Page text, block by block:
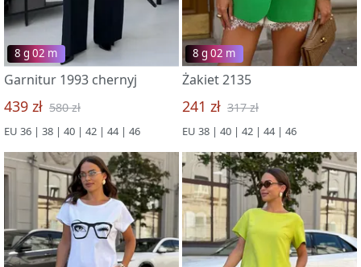
8 g 02 m
Garnitur 1993 chernyj
439 zł 580 zł
EU 36 | 38 | 40 | 42 | 44 | 46
8 g 02 m
Żakiet 2135
241 zł 317 zł
EU 38 | 40 | 42 | 44 | 46